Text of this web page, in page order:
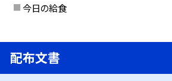
今日の給食
配布文書